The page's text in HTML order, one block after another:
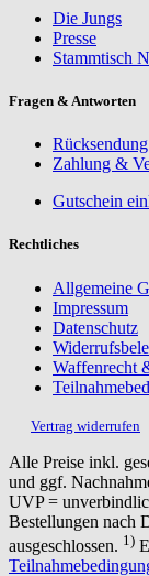
Die Jungs
Presse
Stammtisch
Fragen & Antworten
Rücksendung
Zahlung &
Gutschein
Rechtliches
Allgemeine
Impressum
Datenschutz
Waffenrecht
Vertrag widerrufen
Alle Preise inkl.
und ggf.
UVP =
Bestellungen nach
ausgeschlossen. 1)